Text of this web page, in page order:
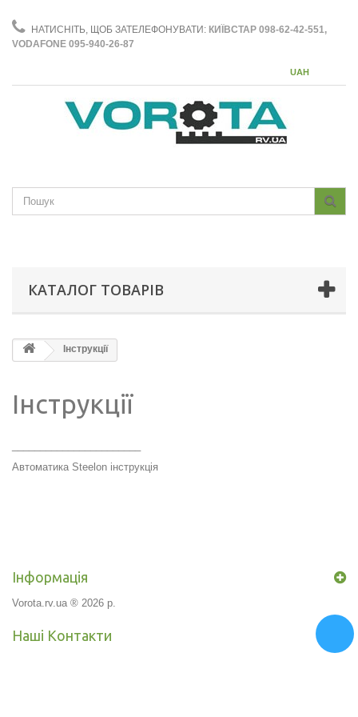
НАТИСНІТЬ, ЩОБ ЗАТЕЛЕФОНУВАТИ: КИЇВСТАР 098-62-42-551,
VODAFONE 095-940-26-87
UAH
КАТАЛОГ ТОВАРІВ
Інструкції
Інструкції
Автоматика Steelon інструкція
Інформація
Vorota.rv.ua ® 2026 р.
Наші Контакти